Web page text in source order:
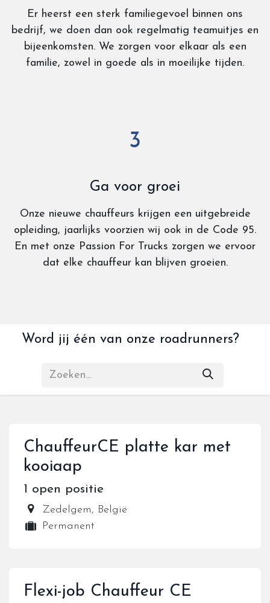
Er heerst een sterk familiegevoel binnen ons
bedrijf, we doen dan ook regelmatig teamuitjes en
bijeenkomsten. We zorgen voor elkaar als een
familie, zowel in goede als in moeilijke tijden.
3
Ga voor groei
Onze nieuwe chauffeurs krijgen een uitgebreide
opleiding, jaarlijks voorzien wij ook in de Code 95.
En met onze Passion For Trucks zorgen we ervoor
dat elke chauffeur kan blijven groeien.
Word jij één van onze roadrunners?
ChauffeurCE platte kar met
kooiaap
1 open positie
Zedelgem, België
Permanent
Flexi-job Chauffeur CE